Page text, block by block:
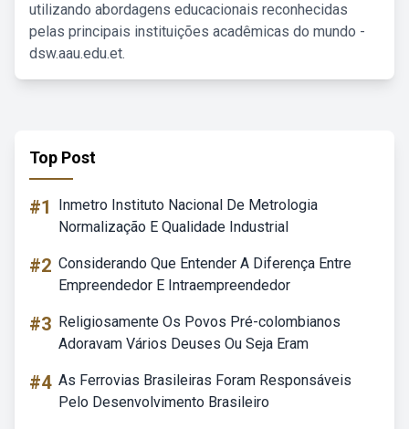
utilizando abordagens educacionais reconhecidas
pelas principais instituições acadêmicas do mundo -
dsw.aau.edu.et.
Top Post
#1
Inmetro Instituto Nacional De Metrologia
Normalização E Qualidade Industrial
#2 Considerando Que Entender A Diferença Entre
Empreendedor E Intraempreendedor
#3 Religiosamente Os Povos Pré-colombianos
Adoravam Vários Deuses Ou Seja Eram
#4 As Ferrovias Brasileiras Foram Responsáveis
Pelo Desenvolvimento Brasileiro